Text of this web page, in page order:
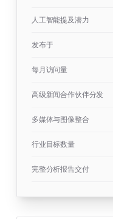
人工智能提及潜力
发布于
每月访问量
高级新闻合作伙伴分发
多媒体与图像整合
行业目标数量
完整分析报告交付